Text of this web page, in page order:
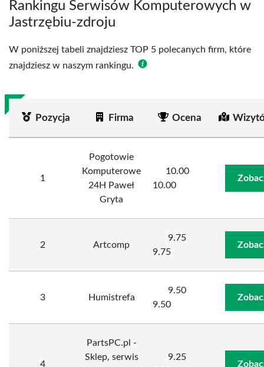
Rankingu Serwisów Komputerowych w
Jastrzębiu-zdroju
W poniższej tabeli znajdziesz TOP 5 polecanych firm, które
znajdziesz w naszym rankingu.
Pozycja Firma Ocena
1
Pogotowie
Komputerowe
24H Paweł
Gryta
10.00
10.00
2 Artcomp
9.75
9.75
3 Humistrefa
9.50
9.50
4
PartsPC.pl -
Sklep, serwis
9.25